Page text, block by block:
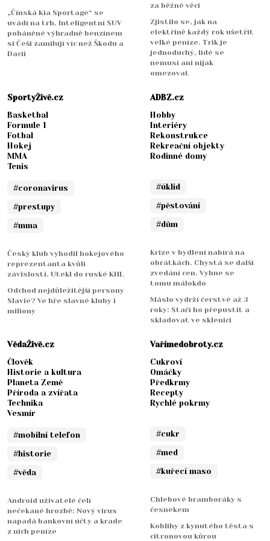
„Čínská Kia Sportage“ se
uvádí na trh. Inteligentní SUV
poháněné výhradně benzínem
si Češi zamilují víc než Škodu a
Dacii
za běžné věci
Zjistilo se, jak na
elektřině každý rok ušetřit
velké peníze. Trik je
jednoduchý, lidé se
nemusí ani nijak
omezovat
SportyŽivě.cz
Basketbal
Formule 1
Fotbal
Hokej
MMA
Tenis
#coronavirus
#prestupy
#mma
Český klub vyhodil hokejového
reprezentanta kvůli
závislosti. Utekl do ruské KHL
Odchod nejdůležitější persony
Slavie? Ve hře slavné kluby i
miliony
ADBZ.cz
Hobby
Interiéry
Rekonstrukce
Rekreační objekty
Rodinné domy
#úklid
#pěstování
#dům
Krize v bydlení nabírá na
obrátkách. Chystá se další
zvedání cen. Vyhne se
tomu málokdo
Máslo vydrží čerstvé až 3
roky: Stačí ho přepustit a
skladovat ve sklenici
VědaŽivě.cz
Člověk
Historie a kultura
Planeta Země
Příroda a zvířata
Technika
Vesmír
#mobilní telefon
#historie
#věda
Android uživatelé čelí
nečekané hrozbě: Nový virus
napadá bankovní účty a krade
z nich peníze
Vařímedobroty.cz
Cukroví
Omáčky
Předkrmy
Recepty
Rychlé pokrmy
#cukr
#med
#kuřecí maso
Chlebové bramboráky s
česnekem
Koblihy z kynutého těsta s
citronovou kůrou